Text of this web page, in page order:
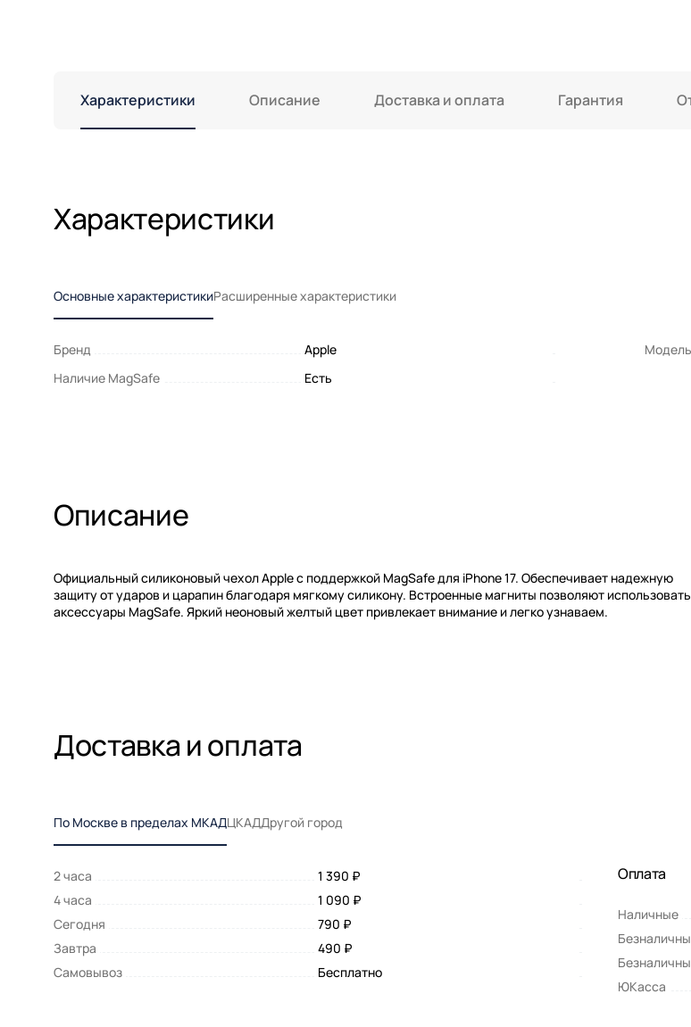
Характеристики Описание Доставка и оплата Гарантия
Характеристики
Основные характеристикиРасширенные характеристики
Бренд Apple Модель
Наличие MagSafe
Есть
Описание
Официальный силиконовый чехол Apple с поддержкой MagSafe для iPhone 17. Обеспечивает надежную
защиту от ударов и царапин благодаря мягкому силикону. Встроенные магниты позволяют использовать
аксессуары MagSafe. Яркий неоновый желтый цвет привлекает внимание и легко узнаваем.
Доставка и оплата
По Москве в пределах МКАДЦКАДДругой город
2 часа
1 390 ₽
4 часа
1 090 ₽
Сегодня
790 ₽
Завтра
490 ₽
Самовывоз
Бесплатно
Оплата
Наличные
ЮКасса